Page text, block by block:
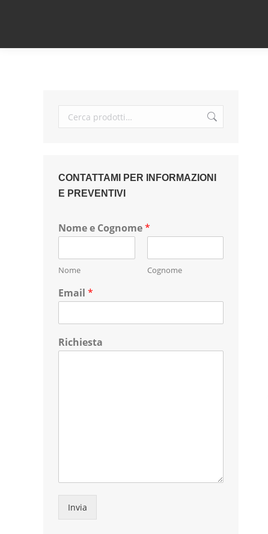
CONTATTAMI PER INFORMAZIONI
E PREVENTIVI
Nome e Cognome*
Nome Cognome
Email *
Richiesta
Invia